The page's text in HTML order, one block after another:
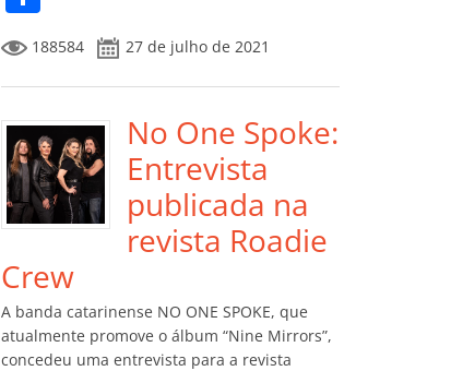
e
b
o
o
k
itt
er l s
A
p
p
e
dI
n
gl
e
Cl
a
ss
ro
m
Li
n
o
m
p
ar
til
h
ar
188584 27 de julho de 2021
No One Spoke:
Entrevista
publicada na
revista Roadie
Crew
A banda catarinense NO ONE SPOKE, que
atualmente promove o álbum “Nine Mirrors”,
concedeu uma entrevista para a revista